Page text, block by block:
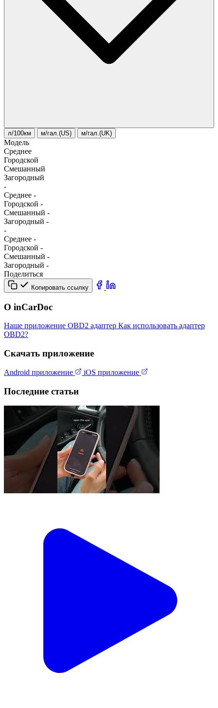
л/100км м/гал.(US) м/гал.(UK)
Модель
Среднее
Городской
Смешанный
Загородный
-
Среднее -
Городской -
Смешанный -
Загородный -
-
Среднее -
Городской -
Смешанный -
Загородный -
Поделиться
Копировать ссылку
О inCarDoc
Наше приложение OBD2 адаптер Как использовать адаптер
OBD2?
Скачать приложение
Android приложение iOS приложение
Последние статьи